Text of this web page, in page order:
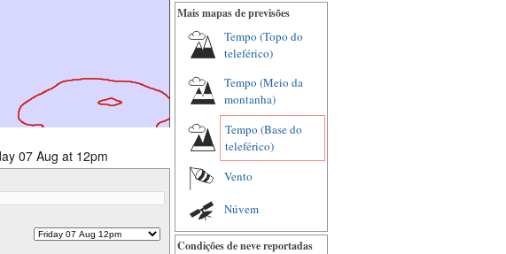
07 Aug at 12pm
Mais mapas de previsões
Tempo (Topo do
teleférico)
Tempo (Meio da
montanha)
Tempo (Base do
teleférico)
Vento
Núvem
Condições de neve reportadas